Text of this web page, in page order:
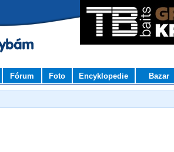
Fórum Foto Encyklopedie Bazar